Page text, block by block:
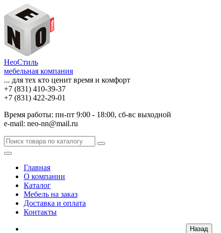
НеоСтиль
мебельная компания
... для тех кто ценит время и комфорт
+7 (831) 410-39-37
+7 (831) 422-29-01
Время работы: пн-пт 9:00 - 18:00, сб-вс выходной
e-mail: neo-nn@mail.ru
Главная
О компании
Каталог
Мебель на заказ
Доставка и оплата
Контакты